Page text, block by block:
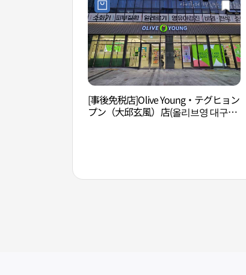
[事後免税店]Olive Young・テグヒョン
プン（大邱玄風）店(올리브영 대구현